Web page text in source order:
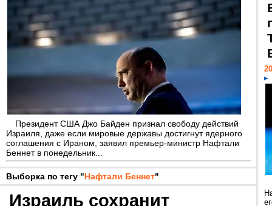
Президент США Джо Байден признал свободу действий
Израиля, даже если мировые державы достигнут ядерного
соглашения с Ираном, заявил премьер-министр Нафтали
Беннет в понедельник...
Выборка по тегу "Нафтали Беннет"
Израиль сохранит